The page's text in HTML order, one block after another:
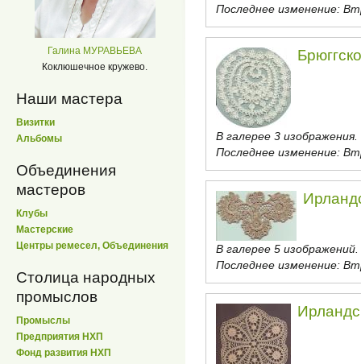
Галина МУРАВЬЕВА
Коклюшечное кружево.
Наши мастера
Визитки
Альбомы
Объединения
мастеров
Клубы
Мастерские
Центры ремесел, Объединения
Столица народных
промыслов
Промыслы
Предприятия НХП
Фонд развития НХП
Последнее изменение:
В галерее 3 изображения.
Последнее изменение:
В галерее 5 изображений.
Последнее изменение: